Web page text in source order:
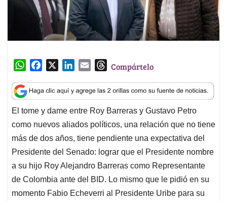
W
a
t
s
A
p
p
c
e
b
o
o
k
n
k
e
d
n
a
i
l
T
r
e
a
d
s
Compártelo
El tome y dame entre Roy Barreras y Gustavo Petro
como nuevos aliados políticos, una relación que no tiene
más de dos años, tiene pendiente una expectativa del
Presidente del Senado: lograr que el Presidente nombre
a su hijo Roy Alejandro Barreras como Representante
de Colombia ante del BID. Lo mismo que le pidió en su
momento Fabio Echeverri al Presidente Uribe para su